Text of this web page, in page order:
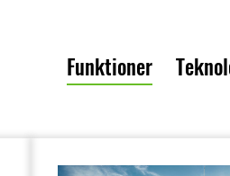
Funktioner